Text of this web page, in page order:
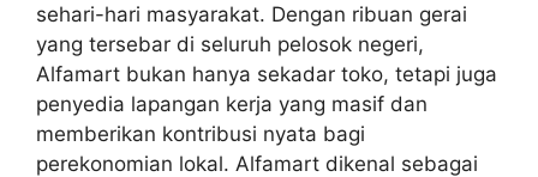
sehari-hari masyarakat. Dengan ribuan gerai
yang tersebar di seluruh pelosok negeri,
Alfamart bukan hanya sekadar toko, tetapi juga
penyedia lapangan kerja yang masif dan
memberikan kontribusi nyata bagi
perekonomian lokal. Alfamart dikenal sebagai